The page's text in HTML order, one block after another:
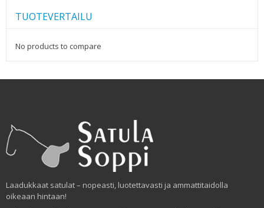
TUOTEVERTAILU
No products to compare
Laadukkaat satulat – nopeasti, luotettavasti ja ammattitaidolla
oikeaan hintaan!